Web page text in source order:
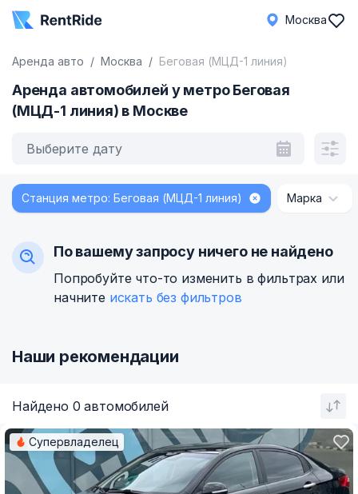
Москва
Аренда авто Москва Беговая (МЦД-1 линия)
Аренда автомобилей у метро Беговая
(МЦД-1 линия) в Москве
Выберите дату
Станция метро: Беговая (МЦД-1 линия) Марка
Найдено 0 автомобилей
По вашему запросу ничего не найдено
Попробуйте что-то изменить в фильтрах или
начните искать без фильтров
Наши рекомендации
Супервладелец